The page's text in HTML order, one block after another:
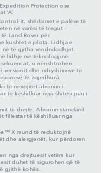
Protection ose
it, shërbimet e palëve të
në varësi të tregut -
Land Rover për
kushtet e plota. Lidhja e
të gjitha vendndodhjet.
lidhje me teknologjinë
u nënshtrohen
dhe ndryshimeve të
të zgjedhura.
të nevojitet abonim i
të këshilluar nga shitësi juaj i
të drejtë. Abonim standard
fillestar të këshilluar nga
X mund të reduktojnë
dhe alergjenët, kur përdoren
nga drejtuesit vetëm kur
duhet të sigurohen që të
gjithë kohës.